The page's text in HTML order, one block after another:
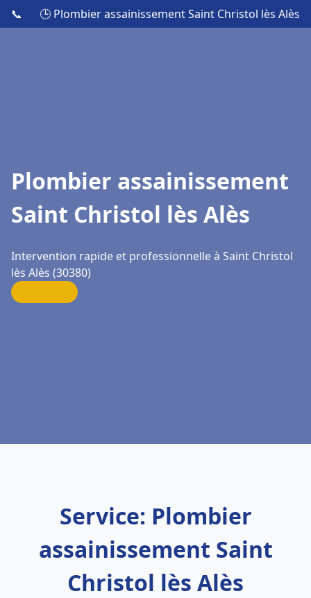
📞 🕒 Plombier assainissement Saint Christol lès Alès
Plombier assainissement
Saint Christol lès Alès
Intervention rapide et professionnelle à Saint Christol
lès Alès (30380)
Service: Plombier
assainissement Saint
Christol lès Alès